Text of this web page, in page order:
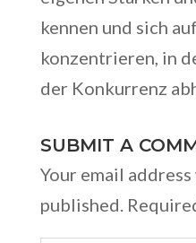
kennen und sich
konzentrieren, in
der Konkurrenz
SUBMIT A
Your email
published.